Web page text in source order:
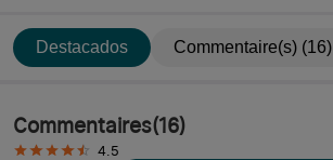
Destacados Commentaire(s) (16)
Commentaires(16)
4.5